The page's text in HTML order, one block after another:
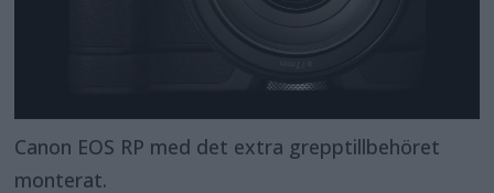
Canon EOS RP med det extra grepptillbehöret
monterat.